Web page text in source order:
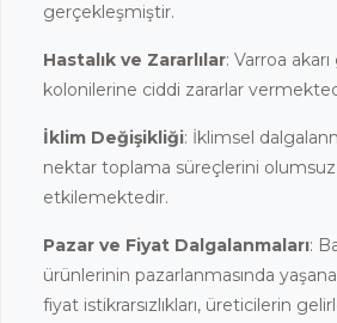
gerçekleşmiştir.
Hastalık ve Zararlılar: Varroa akarı
kolonilerine ciddi zararlar
İklim Değişikliği: İklimsel
nektar toplama süreçlerini olumsuz
etkilemektedir.
Pazar ve Fiyat Dalgalanmaları:
ürünlerinin pazarlanmasında
fiyat istikrarsızlıkları, üreticilerin